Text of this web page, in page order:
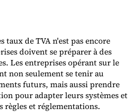
taux de TVA n'est pas encore
doivent se préparer à des
Les entreprises opérant sur le
non seulement se tenir au
futurs, mais aussi prendre
pour adapter leurs systèmes et
règles et réglementations.